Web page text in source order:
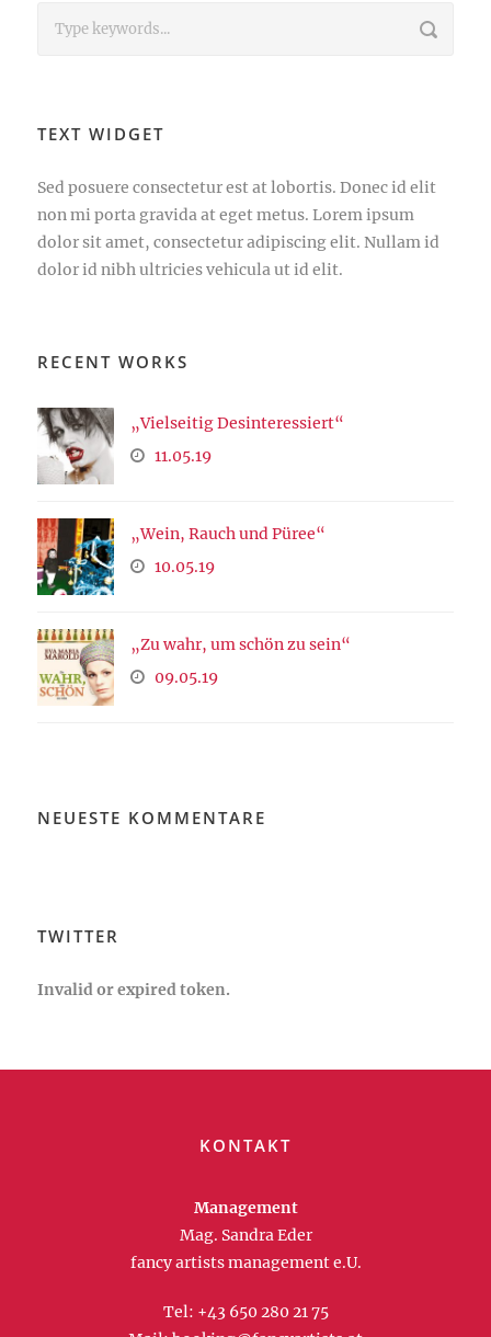
TEXT WIDGET
Sed posuere consectetur est at lobortis. Donec id elit
non mi porta gravida at eget metus. Lorem ipsum
dolor sit amet, consectetur adipiscing elit. Nullam id
dolor id nibh ultricies vehicula ut id elit.
RECENT WORKS
„Vielseitig Desinteressiert“
11.05.19
„Wein, Rauch und Püree“
10.05.19
„Zu wahr, um schön zu sein“
09.05.19
NEUESTE KOMMENTARE
TWITTER
Invalid or expired token.
KONTAKT
Management
Mag. Sandra Eder
fancy artists management e.U.
Tel: +43 650 280 21 75